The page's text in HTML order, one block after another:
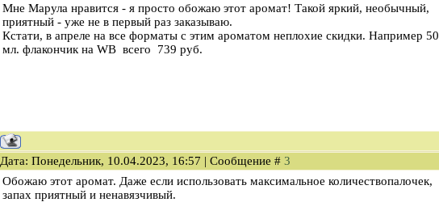
Мне Марула нравится - я просто обожаю этот аромат! Такой яркий, необычный,
приятный - уже не в первый раз заказываю.
Кстати, в апреле на все форматы с этим ароматом неплохие скидки. Например 50
мл. флакончик на WB всего 739 руб.
Дата: Понедельник, 10.04.2023, 16:57 | Сообщение # 3
Обожаю этот аромат. Даже если использовать максимальное количествопалочек,
запах приятный и ненавязчивый.